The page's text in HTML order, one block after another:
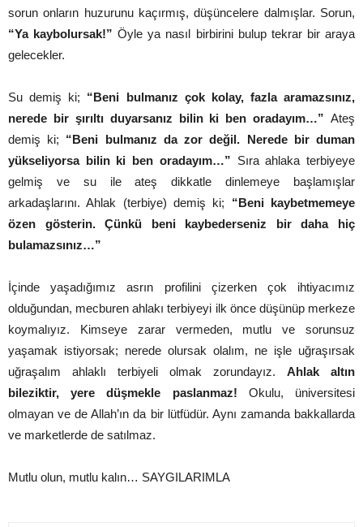
sorun onların huzurunu kaçırmış, düşüncelere dalmışlar. Sorun,
“Ya kaybolursak!” Öyle ya nasıl birbirini bulup tekrar bir araya
gelecekler.
Su demiş ki; “Beni bulmanız çok kolay, fazla aramazsınız,
nerede bir şırıltı duyarsanız bilin ki ben oradayım…” Ateş
demiş ki; “Beni bulmanız da zor değil. Nerede bir duman
yükseliyorsa bilin ki ben oradayım…” Sıra ahlaka terbiyeye
gelmiş ve su ile ateş dikkatle dinlemeye başlamışlar
arkadaşlarını. Ahlak (terbiye) demiş ki; “Beni kaybetmemeye
özen gösterin. Çünkü beni kaybederseniz bir daha hiç
bulamazsınız…”
İçinde yaşadığımız asrın profilini çizerken çok ihtiyacımız
olduğundan, mecburen ahlakı terbiyeyi ilk önce düşünüp merkeze
koymalıyız. Kimseye zarar vermeden, mutlu ve sorunsuz
yaşamak istiyorsak; nerede olursak olalım, ne işle uğraşırsak
uğraşalım ahlaklı terbiyeli olmak zorundayız. Ahlak altın
bileziktir, yere düşmekle paslanmaz! Okulu, üniversitesi
olmayan ve de Allah’ın da bir lütfüdür. Aynı zamanda bakkallarda
ve marketlerde de satılmaz.
Mutlu olun, mutlu kalın… SAYGILARIMLA